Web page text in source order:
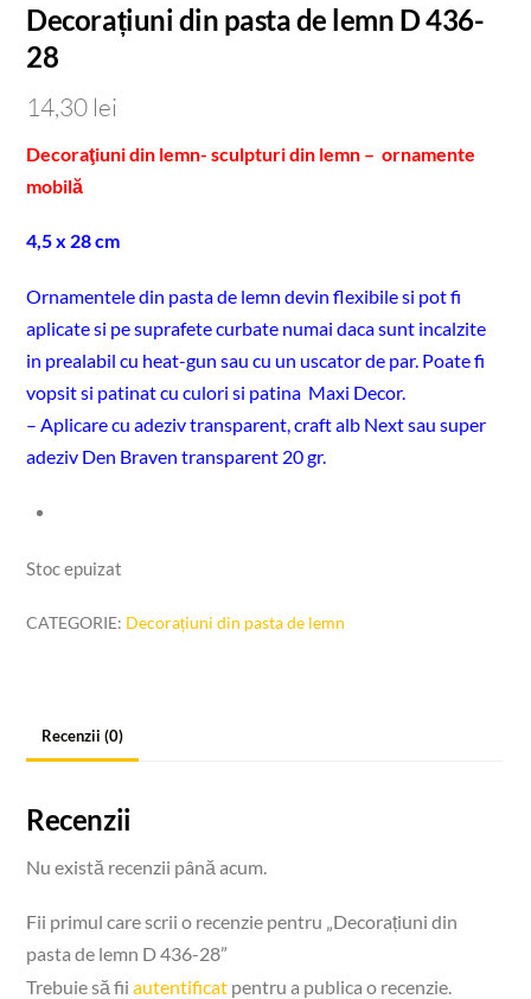
Decorațiuni din pasta de lemn D 436-
28
14,30 lei
Decoraţiuni din lemn- sculpturi din lemn – ornamente
mobilă
4,5 x 28 cm
Ornamentele din pasta de lemn devin flexibile si pot fi
aplicate si pe suprafete curbate numai daca sunt incalzite
in prealabil cu heat-gun sau cu un uscator de par. Poate fi
vopsit si patinat cu culori si patina Maxi Decor.
– Aplicare cu adeziv transparent, craft alb Next sau super
adeziv Den Braven transparent 20 gr.
Stoc epuizat
CATEGORIE: Decorațiuni din pasta de lemn
Recenzii (0)
Recenzii
Nu există recenzii până acum.
Fii primul care scrii o recenzie pentru „Decorațiuni din
pasta de lemn D 436-28”
Trebuie să fiiautentificat pentru a publica o recenzie.